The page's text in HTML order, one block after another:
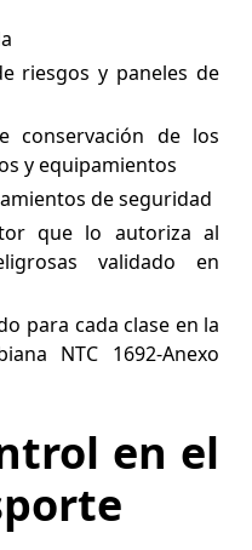
riesgos y paneles de
conservación de los
y equipamientos
de seguridad
que lo autoriza al
validado en
para cada clase en la
NTC 1692-Anexo
en el